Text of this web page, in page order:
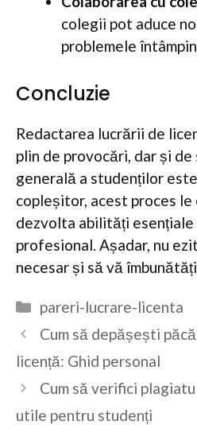
colegii pot aduce
problemele
Concluzie
Redactarea lucrării de
plin de provocări, dar și
generală a studenților
copleșitor, acest proces
dezvolta abilități
profesional. Așadar, nu
necesar și să vă
Categorii
pareri-lucrare-licenta
Cum să depășești
licență: Ghid personal
Cum să verifici
utile pentru studenți